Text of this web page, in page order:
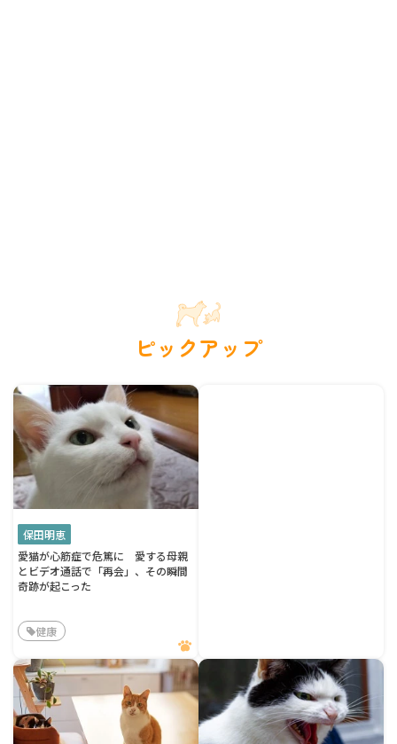
ピックアップ
保田明恵
愛猫が心筋症で危篤に 愛する母親
とビデオ通話で「再会」、その瞬間
奇跡が起こった
健康